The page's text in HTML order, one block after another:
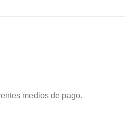
medios de pago.